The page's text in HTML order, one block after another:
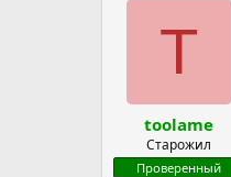
T
toolame
Старожил
Проверенный